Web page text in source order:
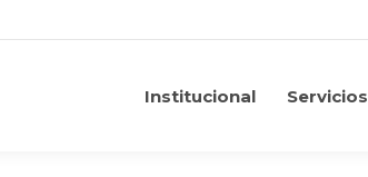
Institucional Servicios